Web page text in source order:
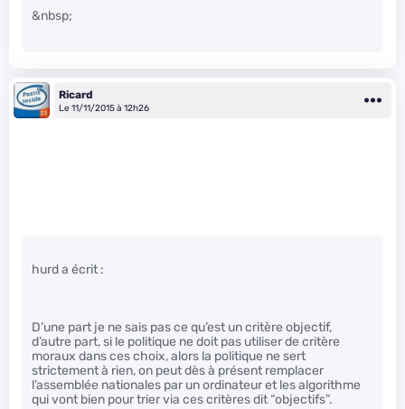
&nbsp;
Ricard
Le 11/11/2015 à 12h26
hurd a écrit :
D’une part je ne sais pas ce qu’est un critère objectif,
d’autre part, si le politique ne doit pas utiliser de critère
moraux dans ces choix, alors la politique ne sert
strictement à rien, on peut dès à présent remplacer
l’assemblée nationales par un ordinateur et les algorithme
qui vont bien pour trier via ces critères dit “objectifs”.